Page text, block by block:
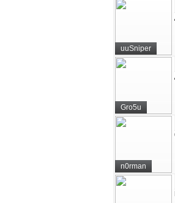
uuSniper
Gro5u
n0rman